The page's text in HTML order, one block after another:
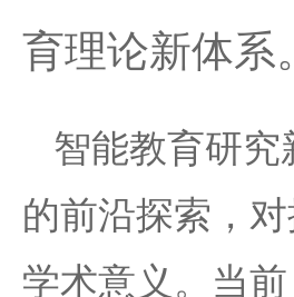
育理论新体系。
智能教育研
的前沿探索，
学术意义。当